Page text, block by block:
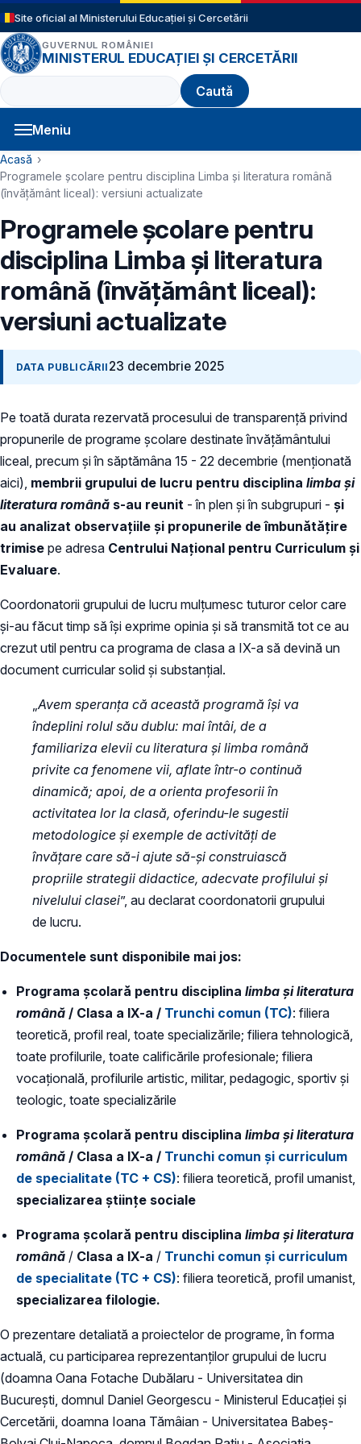
Sari la conținutul principal
Site oficial al Ministerului Educației și Cercetării
GUVERNUL ROMÂNIEI
MINISTERUL EDUCAȚIEI ȘI CERCETĂRII
Caută
Meniu
Navigație principală
Cale de navigare
Acasă
Programele școlare pentru disciplina Limba și literatura română
(învățământ liceal): versiuni actualizate
Programele școlare pentru
disciplina Limba și literatura
română (învățământ liceal):
versiuni actualizate
DATA PUBLICĂRII 23 decembrie 2025
Pe toată durata rezervată procesului de transparență privind
propunerile de programe școlare destinate învățământului
liceal, precum și în săptămâna 15 - 22 decembrie (menționată
aici), membrii grupului de lucru pentru disciplina limba și
literatura română s-au reunit - în plen și în subgrupuri - și
au analizat observațiile și propunerile de îmbunătățire
trimise pe adresa Centrului Național pentru Curriculum și
Evaluare.
Coordonatorii grupului de lucru mulțumesc tuturor celor care
și-au făcut timp să își exprime opinia și să transmită tot ce au
crezut util pentru ca programa de clasa a IX-a să devină un
document curricular solid și substanțial.
Avem speranța că această programă își va
îndeplini rolul său dublu: mai întâi, de a
familiariza elevii cu literatura și limba română
privite ca fenomene vii, aflate într-o continuă
dinamică; apoi, de a orienta profesorii în
activitatea lor la clasă, oferindu-le sugestii
metodologice și exemple de activități de
învățare care să-i ajute să-și construiască
propriile strategii didactice, adecvate profilului și
nivelului clasei”, au declarat coordonatorii grupului
de lucru.
Documentele sunt disponibile mai jos:
Programa școlară pentru disciplina limba și literatura
română / Clasa a IX-a / Trunchi comun (TC): filiera
teoretică, profil real, toate specializările; filiera tehnologică,
toate profilurile, toate calificările profesionale; filiera
vocațională, profilurile artistic, militar, pedagogic, sportiv și
teologic, toate specializările
Programa școlară pentru disciplina limba și literatura
română / Clasa a IX-a / Trunchi comun și curriculum
de specialitate (TC + CS): filiera teoretică, profil umanist,
specializarea științe sociale
Programa școlară pentru disciplina limba și literatura
română / Clasa a IX-a / Trunchi comun și curriculum
de specialitate (TC + CS): filiera teoretică, profil umanist,
specializarea filologie.
O prezentare detaliată a proiectelor de programe, în forma
actuală, cu participarea reprezentanților grupului de lucru
(doamna Oana Fotache Dubălaru - Universitatea din
București, domnul Daniel Georgescu - Ministerul Educației și
Cercetării, doamna Ioana Tămâian - Universitatea Babeș-